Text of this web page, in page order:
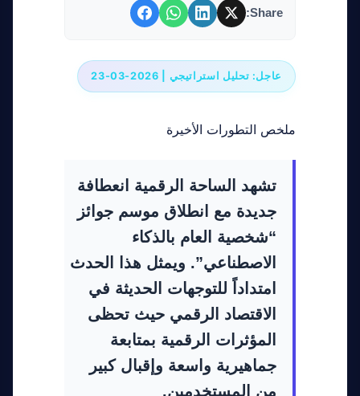
Share:
عاجل: تحليل استراتيجي | 2026-03-23
ملخص التطورات الأخيرة
تشهد الساحة الرقمية انعطافة
جديدة مع انطلاق موسم جوائز
“شخصية العام بالذكاء
الاصطناعي”. ويمثل هذا الحدث
امتداداً للتوجهات الحديثة في
الاقتصاد الرقمي حيث تحظى
المؤثرات الرقمية بمتابعة
جماهيرية واسعة وإقبال كبير
من المستخدمين.